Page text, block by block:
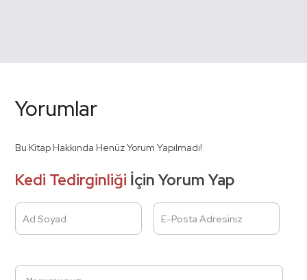
Yorumlar
Bu Kitap Hakkında Henüz Yorum Yapılmadı!
Kedi Tedirginliği İçin Yorum Yap
Ad Soyad E-Posta Adresiniz